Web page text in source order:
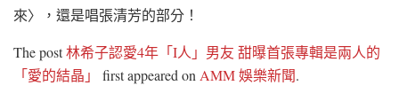
來〉，還是唱張清芳的部分！
The post林希子認愛4年「I人」男友 甜曝首張專輯是兩人的
「愛的結晶」
first appeared onAMM 娛樂新聞.